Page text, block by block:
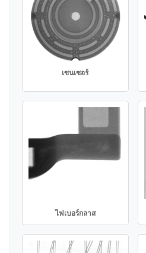
เซนเซอร์
ไฟเบอร์กลาส